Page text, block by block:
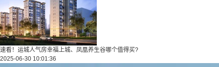
速看！运城人气房幸福上城、凤凰养生谷哪个值得买?
2025-06-30 10:01:36